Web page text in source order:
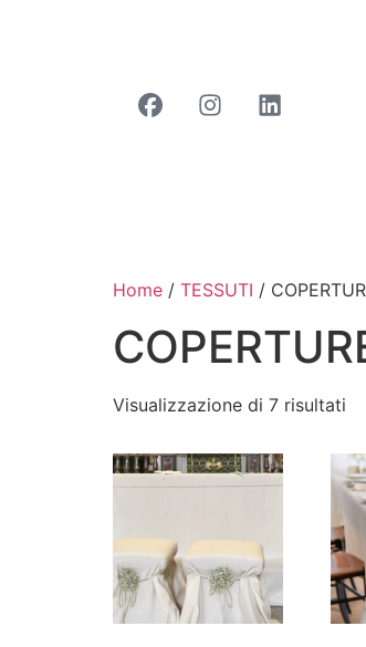
Home / TESSUTI /
Visualizzazione di 7 risultati